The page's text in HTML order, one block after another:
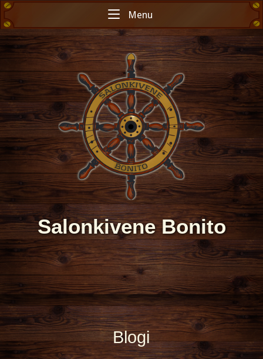
Skip
to
content
Home
Salonkivene Bonito
Menu
Blogi